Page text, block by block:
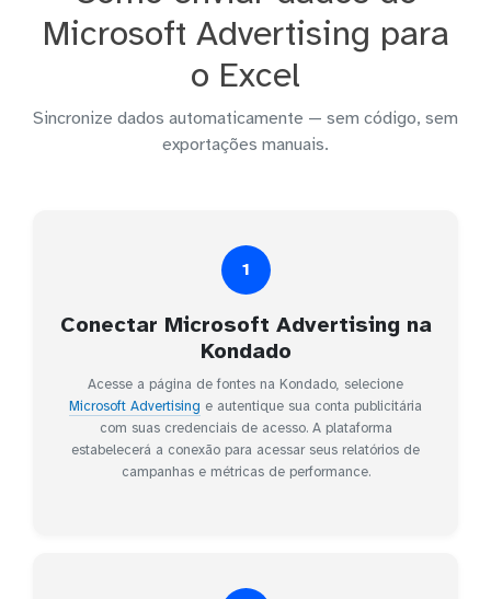
Microsoft Advertising para
o Excel
Sincronize dados automaticamente — sem código, sem
exportações manuais.
1
Conectar Microsoft Advertising na
Kondado
Acesse a página de fontes na Kondado, selecione
Microsoft Advertising e autentique sua conta publicitária
com suas credenciais de acesso. A plataforma
estabelecerá a conexão para acessar seus relatórios de
campanhas e métricas de performance.